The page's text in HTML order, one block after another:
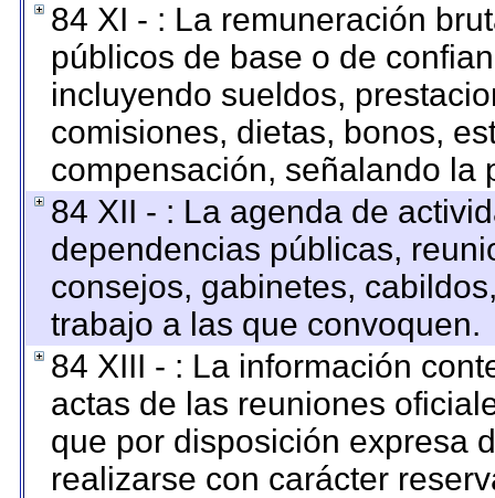
84 XI - : La remuneración
públicos de base o de
incluyendo sueldos,
comisiones, dietas, bonos,
compensación, señalando la
84 XII - : La agenda de
dependencias públicas,
consejos, gabinetes,
trabajo a las que convoquen.
84 XIII - : La información
actas de las reuniones
que por disposición expresa
realizarse con carácter